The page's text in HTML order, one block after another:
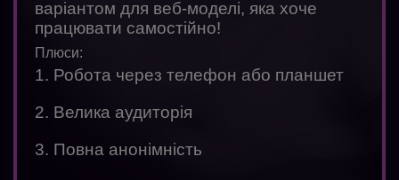
варіантом для веб-моделі, яка хоче
працювати самостійно!
Плюси:
1. Робота через телефон або планшет
2. Велика аудиторія
3. Повна анонімність